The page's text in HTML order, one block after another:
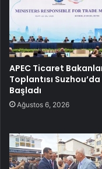
APEC Ticaret
Toplantısı Suzhou’da
Başladı
Ağustos 6, 2026